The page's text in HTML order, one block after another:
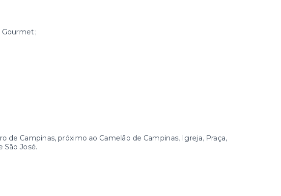
Gourmet;
de Campinas, próximo ao Camelão de Campinas, Igreja, Praça,
São José.